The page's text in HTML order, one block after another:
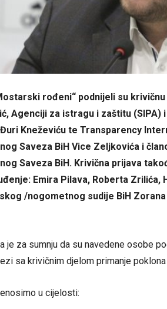
rođeni“ podnijeli su
Agenciji za istragu i zaštitu (SIPA)
Kneževiću te Transparency
Saveza BiH Vice Zeljkovića i
Saveza BiH. Krivična prijava
Emira Pilava, Roberta Zrilića,
/nogometnog sudije BiH Zorana
je za sumnju da su navedene osobe
sa krivičnim djelom primanje
u cijelosti: